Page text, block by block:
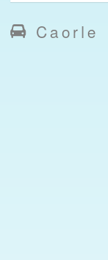
Caorle